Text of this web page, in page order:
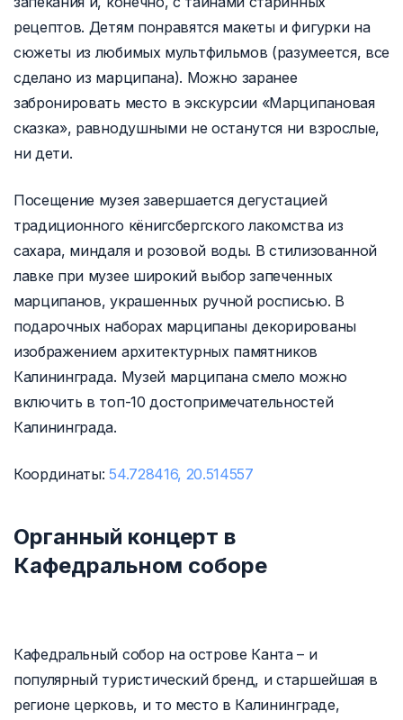
рецептов. Детям понравятся макеты и фигурки на
сюжеты из любимых мультфильмов (разумеется, все
сделано из марципана). Можно заранее
забронировать место в экскурсии «Марципановая
сказка», равнодушными не останутся ни взрослые,
ни дети.
Посещение музея завершается дегустацией
традиционного кёнигсбергского лакомства из
сахара, миндаля и розовой воды. В стилизованной
лавке при музее широкий выбор запеченных
марципанов, украшенных ручной росписью. В
подарочных наборах марципаны декорированы
изображением архитектурных памятников
Калининграда. Музей марципана смело можно
включить в топ-10 достопримечательностей
Калининграда.
Координаты:54.728416, 20.514557
Органный концерт в
Кафедральном соборе
Кафедральный собор на острове Канта – и
популярный туристический бренд, и старшейшая в
регионе церковь, и то место в Калининграде,